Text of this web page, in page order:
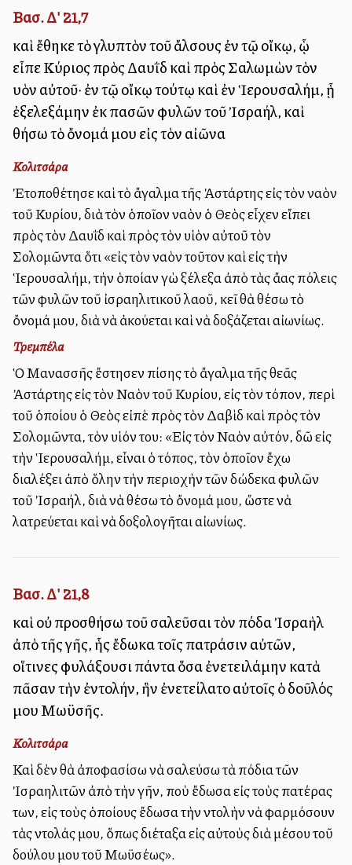
Βασ. Δ' 21,7
καὶ ἔθηκε τὸ γλυπτὸν τοῦ ἄλσους ἐν τῷ οἴκῳ, ᾧ
εἶπε Κύριος πρὸς Δαυῒδ καὶ πρὸς Σαλωμὼν τὸν
υἱὸν αὐτοῦ· ἐν τῷ οἴκῳ τούτῳ καὶ ἐν Ἱερουσαλήμ, ᾗ
ἐξελεξάμην ἐκ πασῶν φυλῶν τοῦ Ἰσραήλ, καὶ
θήσω τὸ ὄνομά μου εἰς τὸν αἰῶνα
Κολιτσάρα
Ἐτοποθέτησε καὶ τὸ ἄγαλμα τῆς Ἀστάρτης εἰς τὸν ναὸν
τοῦ Κυρίου, διὰ τὸν ὁποῖον ναὸν ὁ Θεὸς εἶχεν εἴπει
πρὸς τὸν Δαυῒδ καὶ πρὸς τὸν υἱὸν αὐτοῦ τὸν
Σολομῶντα ὅτι «εἰς τὸν ναὸν τοῦτον καὶ εἰς τὴν
Ἱερουσαλήμ, τὴν ὁποίαν ἐγὼ ἐξέλεξα ἀπὸ τὰς ἄλλας πόλεις
τῶν φυλῶν τοῦ ἰσραηλιτικοῦ λαοῦ, ἐκεῖ θὰ θέσω τὸ
ὄνομά μου, διὰ νὰ ἀκούεται καὶ νὰ δοξάζεται αἰωνίως.
Τρεμπέλα
Ὁ Μανασσῆς ἔστησεν ἐπίσης τὸ ἄγαλμα τῆς θεᾶς
Ἀστάρτης εἰς τὸν Ναὸν τοῦ Κυρίου, εἰς τὸν τόπον, περὶ
τοῦ ὁποίου ὁ Θεὸς εἰπὲ πρὸς τὸν Δαβὶδ καὶ πρὸς τὸν
Σολομῶντα, τὸν υἱόν του: «Εἰς τὸν Ναὸν αὐτόν, ἐδῶ εἰς
τὴν Ἱερουσαλήμ, εἶναι ὁ τόπος, τὸν ὁποῖον ἔχω
διαλέξει ἀπὸ ὅλην τὴν περιοχὴν τῶν δώδεκα φυλῶν
τοῦ Ἰσραήλ, διὰ νὰ θέσω τὸ ὄνομά μου, ὥστε νὰ
λατρεύεται καὶ νὰ δοξολογῆται αἰωνίως.
Βασ. Δ' 21,8
καὶ οὐ προσθήσω τοῦ σαλεῦσαι τὸν πόδα Ἰσραὴλ
ἀπὸ τῆς γῆς, ἧς ἔδωκα τοῖς πατράσιν αὐτῶν,
οἵτινες φυλάξουσι πάντα ὅσα ἐνετειλάμην κατὰ
πᾶσαν τὴν ἐντολήν, ἣν ἐνετείλατο αὐτοῖς ὁ δοῦλός
μου Μωϋσῆς.
Κολιτσάρα
Καὶ δὲν θὰ ἀποφασίσω νὰ σαλεύσω τὰ πόδια τῶν
Ἰσραηλιτῶν ἀπὸ τὴν γῆν, ποὺ ἔδωσα εἰς τοὺς πατέρας
των, εἰς τοὺς ὁποίους ἔδωσα τὴν ἐντολὴν νὰ ἐφαρμόσουν
τὰς ἐντολάς μου, ὅπως διέταξα εἰς αὐτοὺς διὰ μέσου τοῦ
δούλου μου τοῦ Μωϋσέως».